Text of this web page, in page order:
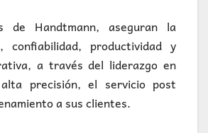
de Handtmann, aseguran la
confiabilidad, productividad y
a través del liderazgo en
precisión, el servicio post
a sus clientes.